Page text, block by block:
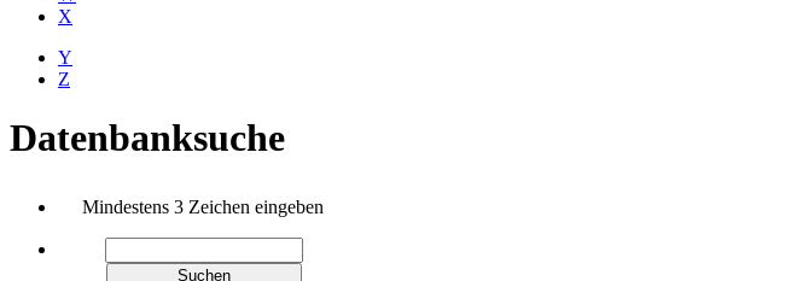
X
Y
Z
Datenbanksuche
Mindestens 3 Zeichen eingeben